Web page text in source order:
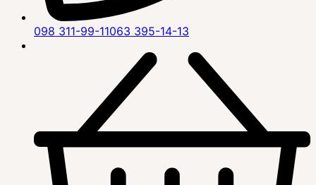
098 311-99-11063 395-14-13